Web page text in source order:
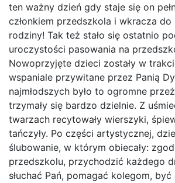
ten ważny dzień gdy staje się on
członkiem przedszkola i wkracza
rodziny! Tak też stało się ostatnio
uroczystości pasowania na
Nowoprzyjęte dzieci zostały w
wspaniale przywitane przez Panią
najmłodszych było to ogromne
trzymały się bardzo dzielnie. Z
twarzach recytowały wierszyki,
tańczyły. Po części artystycznej,
ślubowanie, w którym obiecały:
przedszkolu, przychodzić każdego
słuchać Pań, pomagać kolegom,